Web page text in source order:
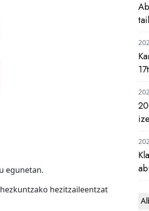
egunetan.
hezitzaileentzat